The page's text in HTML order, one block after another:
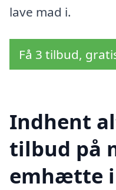
lave mad i.
Få 3 tilbud,
Indhent
tilbud på
emhætte i